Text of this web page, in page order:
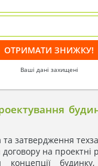
Ваші дані захищені
та затвердження
на проектні
концепції